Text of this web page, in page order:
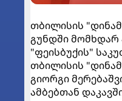
თბილისის
გუნდში მომხდარ
"ფეისბუქის"
თბილისის
გიორგი
ამბებთან